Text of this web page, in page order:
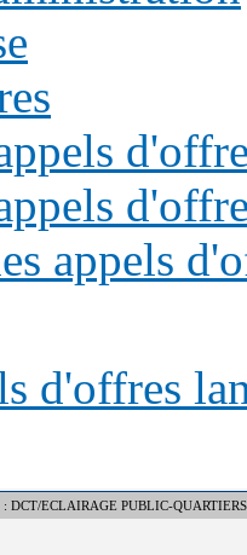
appels
d'offres
: DCT/ECLAIRAGE PUBLIC-